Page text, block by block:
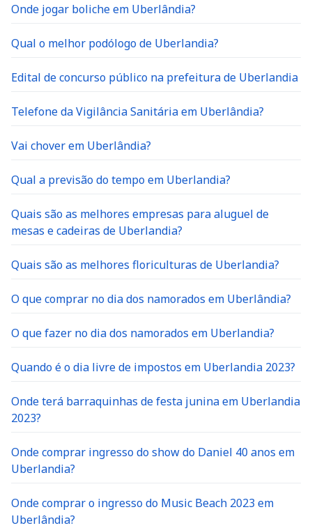
Onde jogar boliche em Uberlândia?
Qual o melhor podólogo de Uberlandia?
Edital de concurso público na prefeitura de Uberlandia
Telefone da Vigilância Sanitária em Uberlândia?
Vai chover em Uberlândia?
Qual a previsão do tempo em Uberlandia?
Quais são as melhores empresas para aluguel de
mesas e cadeiras de Uberlandia?
Quais são as melhores floriculturas de Uberlandia?
O que comprar no dia dos namorados em Uberlândia?
O que fazer no dia dos namorados em Uberlandia?
Quando é o dia livre de impostos em Uberlandia 2023?
Onde terá barraquinhas de festa junina em Uberlandia
2023?
Onde comprar ingresso do show do Daniel 40 anos em
Uberlandia?
Onde comprar o ingresso do Music Beach 2023 em
Uberlândia?